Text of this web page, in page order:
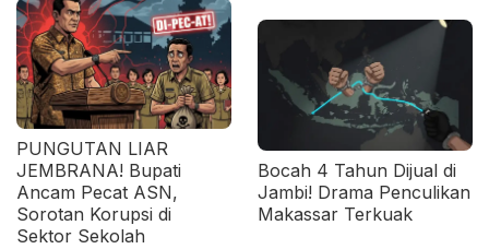
PUNGUTAN LIAR
JEMBRANA! Bupati
Ancam Pecat ASN,
Sorotan Korupsi di
Sektor Sekolah
Bocah 4 Tahun Dijual di
Jambi! Drama Penculikan
Makassar Terkuak